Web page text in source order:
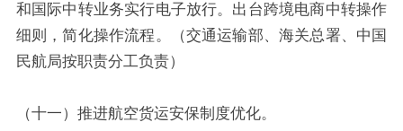
和国际中转业务实行电子放行。出台跨境电商中转操作
细则，简化操作流程。（交通运输部、海关总署、中国
民航局按职责分工负责）
（十一）推进航空货运安保制度优化。